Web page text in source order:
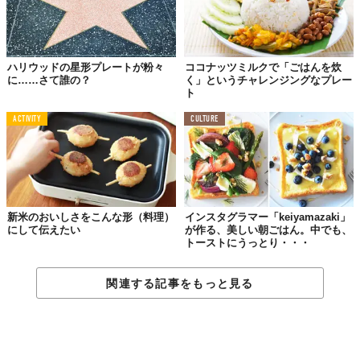
ハリウッドの星形プレートが粉々
に……さて誰の？
ココナッツミルクで「ごはんを炊
く」というチャレンジングなプレー
ト
ACTIVITY
新米のおいしさをこんな形（料理）
にして伝えたい
CULTURE
インスタグラマー「keiyamazaki」
が作る、美しい朝ごはん。中でも、
トーストにうっとり・・・
関連する記事をもっと見る